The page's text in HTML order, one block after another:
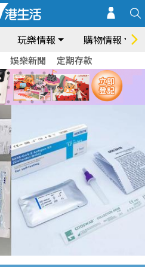
玩樂情報 購物情報
娛樂新聞 定期存款